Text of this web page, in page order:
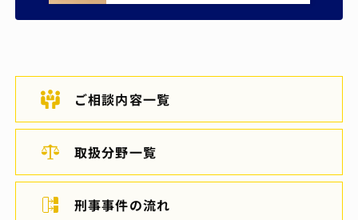
ご相談内容一覧
取扱分野一覧
刑事事件の流れ